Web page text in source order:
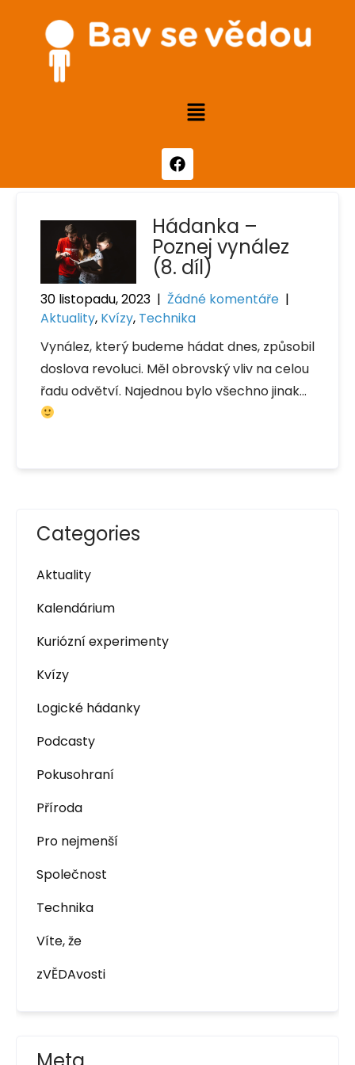
Hádanka –
Poznej vynález
(8. díl)
30 listopadu, 2023 | Žádné komentáře |
Aktuality, Kvízy, Technika
Vynález, který budeme hádat dnes, způsobil
doslova revoluci. Měl obrovský vliv na celou
řadu odvětví. Najednou bylo všechno jinak…
Categories
Aktuality
Kalendárium
Kuriózní experimenty
Kvízy
Logické hádanky
Podcasty
Pokusohraní
Příroda
Pro nejmenší
Společnost
Technika
Víte, že
zVĚDAvosti